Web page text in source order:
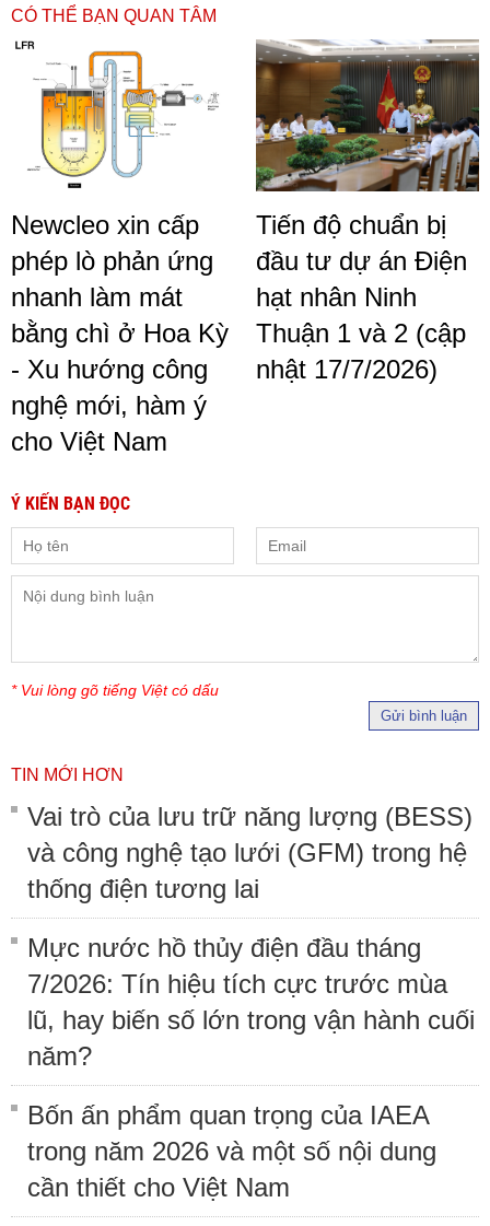
CÓ THỂ BẠN QUAN TÂM
Newcleo xin cấp
phép lò phản ứng
nhanh làm mát
bằng chì ở Hoa Kỳ
- Xu hướng công
nghệ mới, hàm ý
cho Việt Nam
Tiến độ chuẩn bị
đầu tư dự án Điện
hạt nhân Ninh
Thuận 1 và 2 (cập
nhật 17/7/2026)
Ý KIẾN BẠN ĐỌC
* Vui lòng gõ tiếng Việt có dấu
Gửi bình luận
TIN MỚI HƠN
Vai trò của lưu trữ năng lượng (BESS)
và công nghệ tạo lưới (GFM) trong hệ
thống điện tương lai
Mực nước hồ thủy điện đầu tháng
7/2026: Tín hiệu tích cực trước mùa
lũ, hay biến số lớn trong vận hành cuối
năm?
Bốn ấn phẩm quan trọng của IAEA
trong năm 2026 và một số nội dung
cần thiết cho Việt Nam